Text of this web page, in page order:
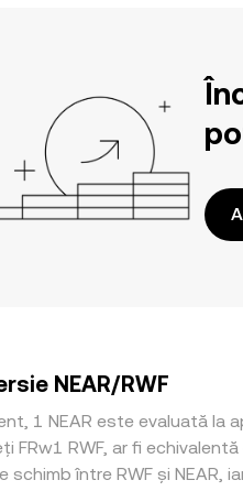
NEAR/RWF
1 NEAR este evaluată la
FRw1 RWF, ar fi
schimb între RWF și